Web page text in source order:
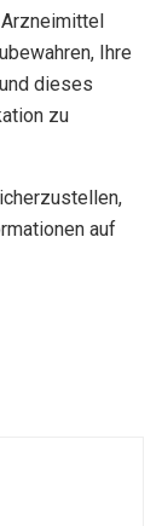
Ihre
dieses
zu
auf